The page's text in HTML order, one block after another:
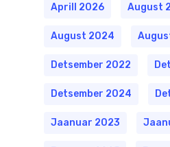
Aprill 2026 August
August 2024
Detsember 2022
Detsember 2024
Jaanuar 2023